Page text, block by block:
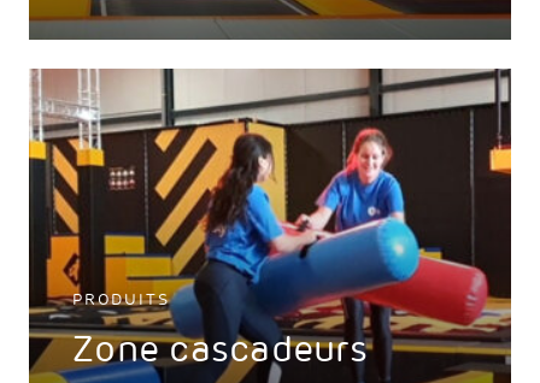
PRODUITS
Zone cascadeurs